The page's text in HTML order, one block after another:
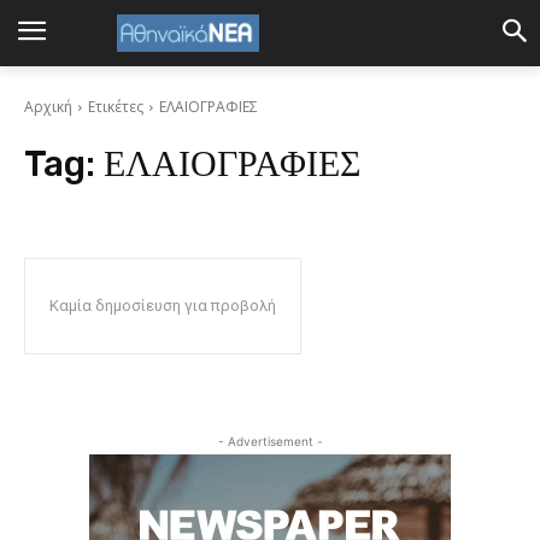
Αρχική Ετικέτες ΕΛΑΙΟΓΡΑΦΙΕΣ
Tag: ΕΛΑΙΟΓΡΑΦΙΕΣ
Καμία δημοσίευση για προβολή
- Advertisement -